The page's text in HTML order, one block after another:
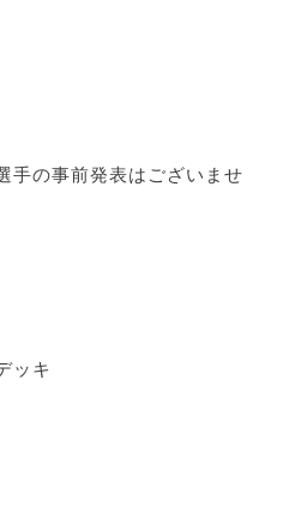
の事前発表はございませ
ッキ